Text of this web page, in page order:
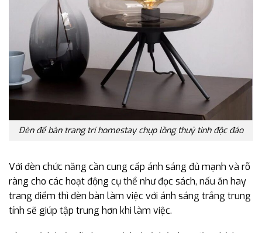
Đèn để bàn trang trí homestay chụp lồng thuỷ tinh độc đáo
Với đèn chức năng cần cung cấp ánh sáng đủ mạnh và rõ
ràng cho các hoạt động cụ thể như đọc sách, nấu ăn hay
trang điểm thì đèn bàn làm việc với ánh sáng trắng trung
tính sẽ giúp tập trung hơn khi làm việc.